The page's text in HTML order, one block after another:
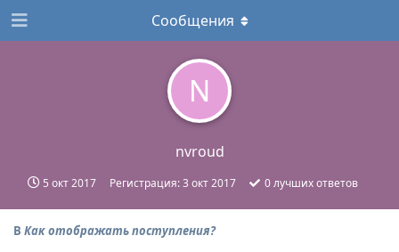
N
nvroud
5 окт 2017 Регистрация:3 окт 2017 0лучших ответов
Сообщения
В Как отображать поступления?